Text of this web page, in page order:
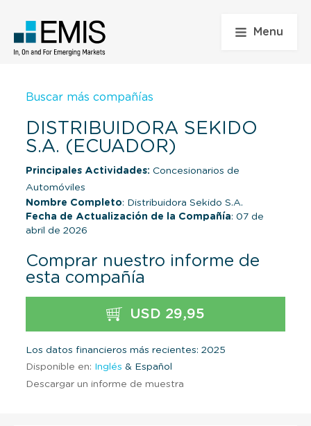
Menu
Buscar más compañías
DISTRIBUIDORA SEKIDO
S.A. (ECUADOR)
Principales Actividades: Concesionarios de
Automóviles
Nombre Completo: Distribuidora Sekido S.A.
Fecha de Actualización de la Compañía: 07 de
abril de 2026
Comprar nuestro informe de
esta compañía
USD 29,95
Los datos financieros más recientes: 2025
Disponible en: Inglés & Español
Descargar un informe de muestra